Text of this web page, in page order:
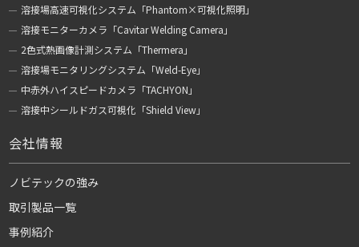
溶接場高速可視化システム「Phantom×可視化照明」
溶接モニターカメラ「Cavitar Welding Camera」
2色式熱画像計測システム「Thermera」
溶接場モニタリングシステム「Weld-Eye」
中赤外ハイスピードカメラ「TACHYON」
溶接中シールドガス可視化「Shield View」
会社情報
ノビテックの強み
取引製品一覧
事例紹介